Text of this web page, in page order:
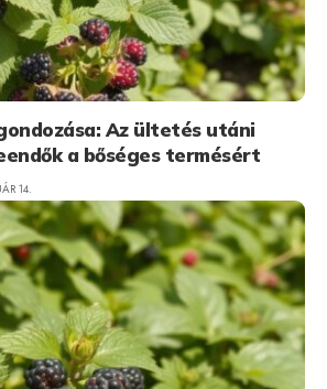
Az ültetés utáni
a bőséges termésért
14.